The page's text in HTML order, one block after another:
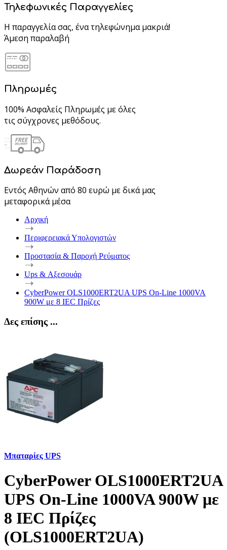
Τηλεφωνικές Παραγγελίες
Η παραγγελία σας, ένα τηλεφώνημα μακριά!
Άμεση παραλαβή
Πληρωμές
100% Ασφαλείς Πληρωμές με όλες
τις σύγχρονες μεθόδους.
Δωρεάν Παράδοση
Εντός Αθηνών από 80 ευρώ με δικά μας
μεταφορικά μέσα
Αρχική
Περιφερειακά Υπολογιστών
Προστασία & Παροχή Ρεύματος
Ups & Αξεσουάρ
CyberPower OLS1000ERT2UA UPS On-Line 1000VA
900W με 8 IEC Πρίζες
Δες επίσης ...
Μπαταρίες UPS
CyberPower OLS1000ERT2UA
UPS On-Line 1000VA 900W με
8 IEC Πρίζες
(OLS1000ERT2UA)